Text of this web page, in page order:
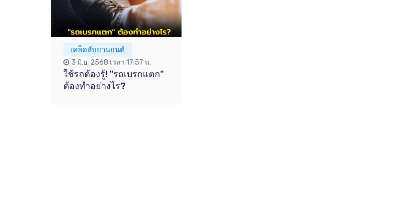
เคล็ดลับยานยนต์
3 มิ.ย. 2568 เวลา 17:57 น.
ใช้รถต้องรู้! "รถเบรกแตก"
ต้องทำอย่างไร?